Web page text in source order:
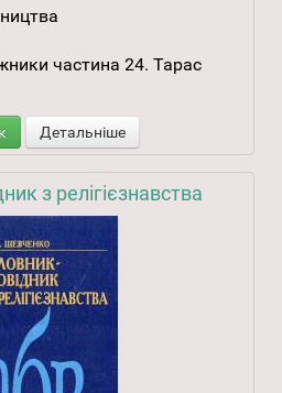
частина 24. Тарас
Детальніше
з релігієзнавства